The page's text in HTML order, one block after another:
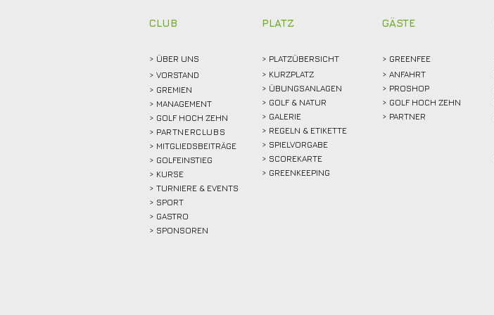
CLUB
> ÜBER UNS
> VORSTAND
> GREMIEN
> MANAGEMENT
> GOLF HOCH ZEHN
> PARTNERCLUBS
> MITGLIEDSBEITRÄGE
> GOLFEINSTIEG
> KURSE
> TURNIERE & EVENTS
> SPORT
> GASTRO
> SPONSOREN
PLATZ
> PLATZÜBERSICHT
> KURZPLATZ
> ÜBUNGSANLAGEN
> GOLF & NATUR
> GALERIE
> REGELN & ETIKETTE
> SPIELVORGABE
> SCOREKARTE
> GREENKEEPING
GÄSTE
> GREENFEE
> ANFAHRT
> PROSHOP
> GOLF HOCH ZEHN
> PARTNER